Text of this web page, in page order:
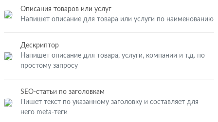
Описания товаров или услуг
Напишет описание для товара или услуги по наименованию
Дескриптор
Напишет описание для товара, услуги, компании и т.д. по
простому запросу
SEO-статьи по заголовкам
Пишет текст по указанному заголовку и составляет для
него meta-теги